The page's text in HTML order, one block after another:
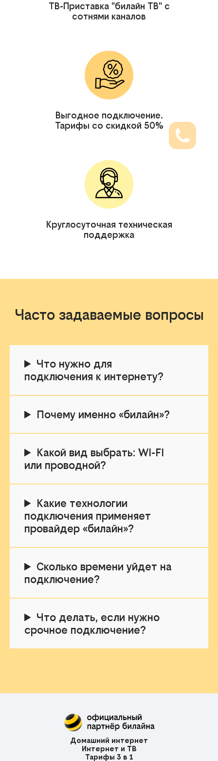
ТВ-Приставка "билайн ТВ" с
сотнями каналов
Выгодное подключение.
Тарифы со скидкой 50%
Круглосуточная техническая
поддержка
Часто задаваемые вопросы
Что нужно для
подключения к интернету?
Почему именно «билайн»?
Какой вид выбрать: WI-FI
или проводной?
Какие технологии
подключения применяет
провайдер «билайн»?
Сколько времени уйдет на
подключение?
Что делать, если нужно
срочное подключение?
Домашний интернет
Интернет и ТВ
Тарифы 3 в 1